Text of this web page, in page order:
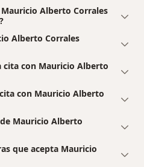
Alberto Corrales
Alberto Corrales
cita con Mauricio Alberto
con Mauricio Alberto
Mauricio Alberto
que acepta Mauricio